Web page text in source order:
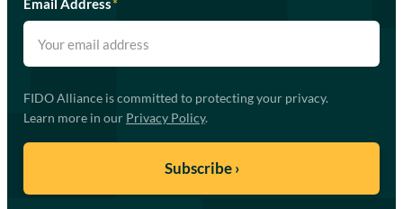
FIDO Alliance is committed to protecting your privacy.
Learn more in our Privacy Policy.